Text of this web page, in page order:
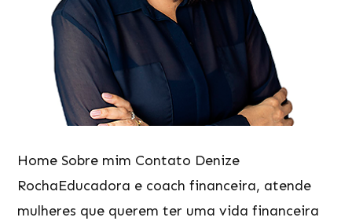
Home Sobre mim Contato Denize
RochaEducadora e coach financeira, atende
mulheres que querem ter uma vida financeira